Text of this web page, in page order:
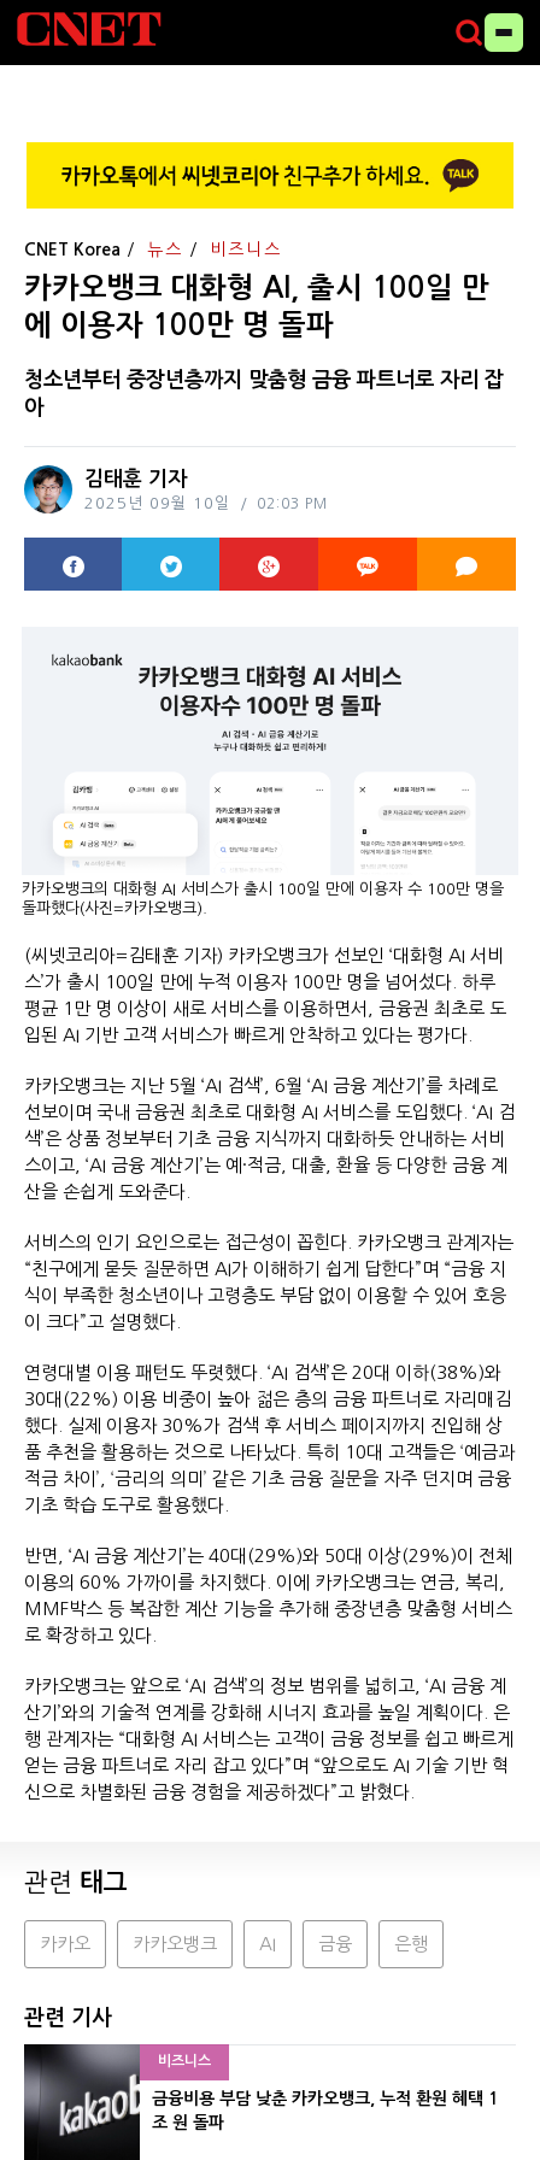
CNET Korea 뉴스 비즈니스
카카오뱅크 대화형 AI, 출시 100일 만
에 이용자 100만 명 돌파
청소년부터 중장년층까지 맞춤형 금융 파트너로 자리 잡
아
김태훈 기자
2025년 09월 10일 02:03 PM
카카오뱅크의 대화형 AI 서비스가 출시 100일 만에 이용자 수 100만 명을
돌파했다(사진=카카오뱅크).
(씨넷코리아=김태훈 기자) 카카오뱅크가 선보인 ‘대화형 AI 서비
스’가 출시 100일 만에 누적 이용자 100만 명을 넘어섰다. 하루
평균 1만 명 이상이 새로 서비스를 이용하면서, 금융권 최초로 도
입된 AI 기반 고객 서비스가 빠르게 안착하고 있다는 평가다.
카카오뱅크는 지난 5월 ‘AI 검색’, 6월 ‘AI 금융 계산기’를 차례로
선보이며 국내 금융권 최초로 대화형 AI 서비스를 도입했다. ‘AI 검
색’은 상품 정보부터 기초 금융 지식까지 대화하듯 안내하는 서비
스이고, ‘AI 금융 계산기’는 예·적금, 대출, 환율 등 다양한 금융 계
산을 손쉽게 도와준다.
서비스의 인기 요인으로는 접근성이 꼽힌다. 카카오뱅크 관계자는
“친구에게 묻듯 질문하면 AI가 이해하기 쉽게 답한다”며 “금융 지
식이 부족한 청소년이나 고령층도 부담 없이 이용할 수 있어 호응
이 크다”고 설명했다.
연령대별 이용 패턴도 뚜렷했다. ‘AI 검색’은 20대 이하(38%)와
30대(22%) 이용 비중이 높아 젊은 층의 금융 파트너로 자리매김
했다. 실제 이용자 30%가 검색 후 서비스 페이지까지 진입해 상
품 추천을 활용하는 것으로 나타났다. 특히 10대 고객들은 ‘예금과
적금 차이 ’ ‘금리의 의미 ’ 같은 기초 금융 질문을 자주 던지며 금융
기초 학습 도구로 활용했다.
반면, ‘AI 금융 계산기’는 40대(29%)와 50대 이상(29%)이 전체
이용의 60% 가까이를 차지했다. 이에 카카오뱅크는 연금, 복리,
MMF박스 등 복잡한 계산 기능을 추가해 중장년층 맞춤형 서비스
로 확장하고 있다.
카카오뱅크는 앞으로 ‘AI 검색’의 정보 범위를 넓히고, ‘AI 금융 계
산기’와의 기술적 연계를 강화해 시너지 효과를 높일 계획이다. 은
행 관계자는 “대화형 AI 서비스는 고객이 금융 정보를 쉽고 빠르게
얻는 금융 파트너로 자리 잡고 있다”며 “앞으로도 AI 기술 기반 혁
신으로 차별화된 금융 경험을 제공하겠다”고 밝혔다.
관련 태그
카카오 카카오뱅크 AI 금융 은행
관련 기사
비즈니스
금융비용 부담 낮춘 카카오뱅크, 누적 환원 혜택 1
조 원 돌파